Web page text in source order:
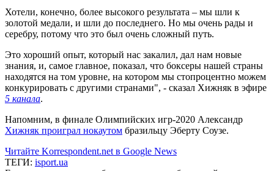
Хотели, конечно, более высокого результата – мы шли к
золотой медали, и шли до последнего. Но мы очень рады и
серебру, потому что это был очень сложный путь.
Это хороший опыт, который нас закалил, дал нам новые
знания, и, самое главное, показал, что боксеры нашей страны
находятся на том уровне, на котором мы стопроцентно можем
конкурировать с другими странами", - сказал Хижняк в эфире
5 канала.
Напомним, в финале Олимпийских игр-2020 Александр
Хижняк проиграл нокаутом бразильцу Эберту Соузе.
Читайте Korrespondent.net в Google News
ТЕГИ: isport.ua